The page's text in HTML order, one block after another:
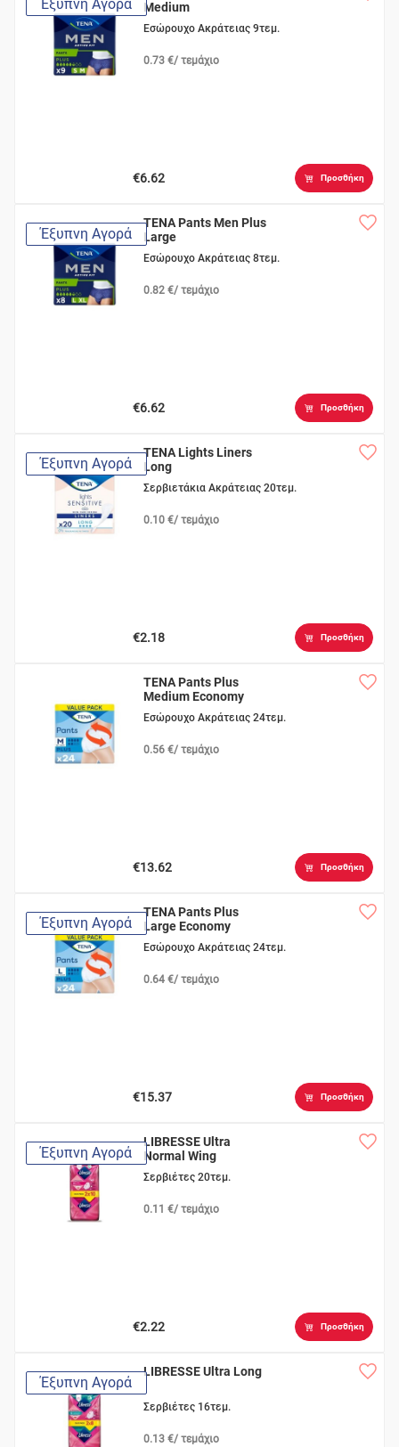
Έξυπνη Αγορά Medium
Εσώρουχο Ακράτειας 9τεμ.
0.73 €/ τεμάχιο
€6.62 Προσθήκη
Έξυπνη Αγορά
TENA Pants Men Plus
Large
Εσώρουχο Ακράτειας 8τεμ.
0.82 €/ τεμάχιο
€6.62 Προσθήκη
Έξυπνη Αγορά
TENA Lights Liners
Long
Σερβιετάκια Ακράτειας 20τεμ.
0.10 €/ τεμάχιο
€2.18 Προσθήκη
TENA Pants Plus
Medium Economy
Εσώρουχο Ακράτειας 24τεμ.
0.56 €/ τεμάχιο
€13.62 Προσθήκη
Έξυπνη Αγορά
TENA Pants Plus
Large Economy
Εσώρουχο Ακράτειας 24τεμ.
0.64 €/ τεμάχιο
€15.37 Προσθήκη
Έξυπνη Αγορά
LIBRESSE Ultra
Normal Wing
Σερβιέτες 20τεμ.
0.11 €/ τεμάχιο
€2.22 Προσθήκη
Έξυπνη Αγορά
LIBRESSE Ultra Long
Σερβιέτες 16τεμ.
0.13 €/ τεμάχιο